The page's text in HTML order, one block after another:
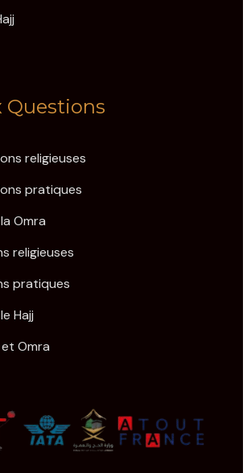
Questions
religieuses
pratiques
Omra
religieuses
pratiques
Hajj
Omra